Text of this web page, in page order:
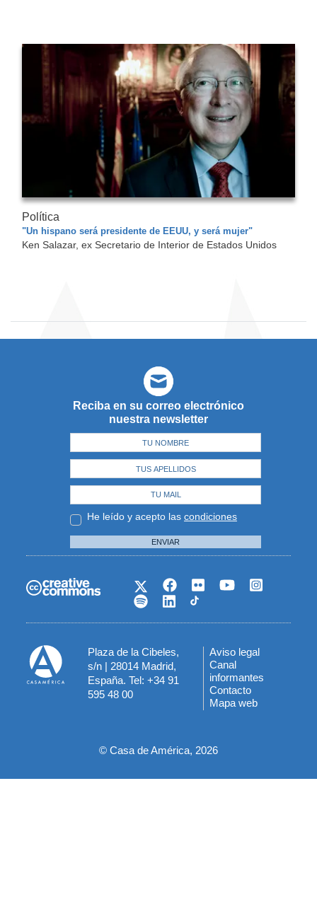
Política
"Un hispano será presidente de EEUU, y será mujer"
Ken Salazar, ex Secretario de Interior de Estados Unidos
Reciba en su correo electrónico
nuestra newsletter
He leído y acepto las condiciones
ENVIAR
Plaza de la Cibeles,
s/n | 28014 Madrid,
España. Tel: +34 91
595 48 00
Menú
del
pie
Aviso legal
Canal
informantes
Contacto
Mapa web
© Casa de América, 2026